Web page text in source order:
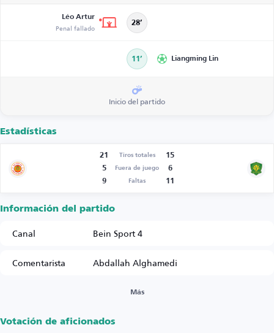
Léo Artur
Penal fallado 28’
11’ Liangming Lin
Inicio del partido
Estadísticas
21 Tiros totales
15
5
Fuera de juego
6
9
Faltas 11
Información del partido
Canal
Bein Sport 4
Comentarista
Abdallah Alghamedi
Más
Votación de aficionados